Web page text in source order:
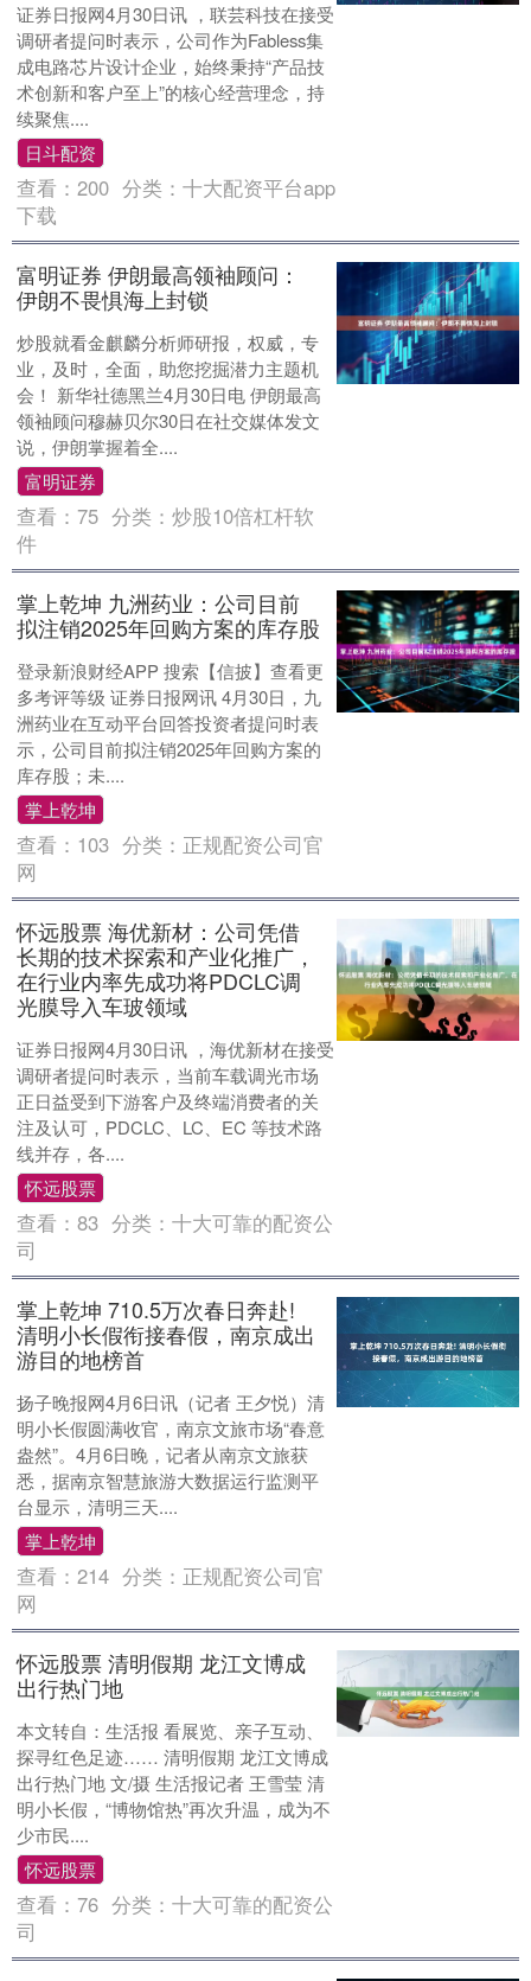
证券日报网4月30日讯 ，联芸科技在接受
调研者提问时表示，公司作为Fabless集
成电路芯片设计企业，始终秉持“产品技
术创新和客户至上”的核心经营理念，持
续聚焦....
日斗配资
查看：200 分类：十大配资平台app
下载
富明证券 伊朗最高领袖顾问：
伊朗不畏惧海上封锁
炒股就看金麒麟分析师研报，权威，专
业，及时，全面，助您挖掘潜力主题机
会！ 新华社德黑兰4月30日电 伊朗最高
领袖顾问穆赫贝尔30日在社交媒体发文
说，伊朗掌握着全....
富明证券
查看：75 分类：炒股10倍杠杆软
件
掌上乾坤 九洲药业：公司目前
拟注销2025年回购方案的库存股
登录新浪财经APP 搜索【信披】查看更
多考评等级 证券日报网讯 4月30日，九
洲药业在互动平台回答投资者提问时表
示，公司目前拟注销2025年回购方案的
库存股；未....
掌上乾坤
查看： 103 分类： 正规配资公司官
网
怀远股票 海优新材：公司凭借
长期的技术探索和产业化推广，
在行业内率先成功将PDCLC调
光膜导入车玻领域
证券日报网4月30日讯 ，海优新材在接受
调研者提问时表示，当前车载调光市场
正日益受到下游客户及终端消费者的关
注及认可，PDCLC、LC、EC 等技术路
线并存，各....
怀远股票
查看：83 分类：十大可靠的配资公
司
掌上乾坤 710.5万次春日奔赴!
清明小长假衔接春假，南京成出
游目的地榜首
扬子晚报网4月6日讯（记者 王夕悦）清
明小长假圆满收官，南京文旅市场“春意
盎然”。4月6日晚，记者从南京文旅获
悉，据南京智慧旅游大数据运行监测平
台显示，清明三天....
掌上乾坤
查看：214 分类： 正规配资公司官
网
怀远股票 清明假期 龙江文博成
出行热门地
本文转自：生活报 看展览、亲子互动、
探寻红色足迹…… 清明假期 龙江文博成
出行热门地 文/摄 生活报记者 王雪莹 清
明小长假，“博物馆热”再次升温，成为不
少市民....
怀远股票
查看：76 分类：十大可靠的配资公
司